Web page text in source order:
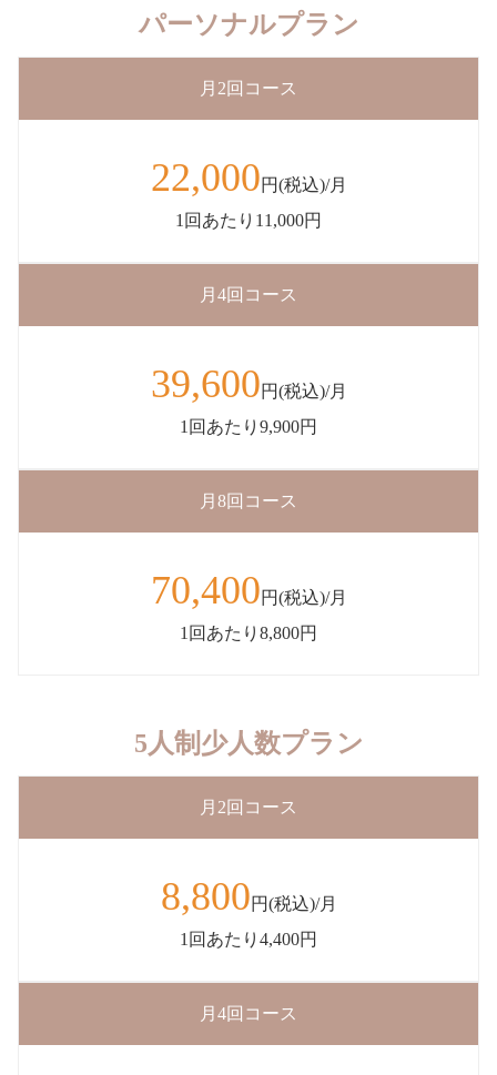
パーソナルプラン
月2回コース
22,000円(税込)/月
1回あたり11,000円
月4回コース
39,600円(税込)/月
1回あたり9,900円
月8回コース
70,400円(税込)/月
1回あたり8,800円
5人制少人数プラン
月2回コース
8,800円(税込)/月
1回あたり4,400円
月4回コース